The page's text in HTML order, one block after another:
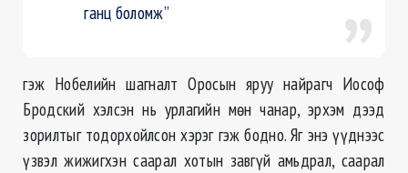
ганц боломж”
гэж Нобелийн шагналт Оросын яруу найрагч Иософ
Бродский хэлсэн нь урлагийн мөн чанар, эрхэм дээд
зорилтыг тодорхойлсон хэрэг гэж бодно. Яг энэ үүднээс
үзвэл жижигхэн саарал хотын завгүй амьдрал, саарал